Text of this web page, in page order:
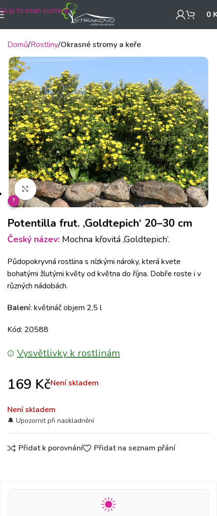
Skip to main content 0
Domů Rostliny Okrasné stromy a keře
Klikněte pro zvětšení
?
Potentilla frut. ‚Goldtepich‘ 20–30 cm
Český název: Mochna křovitá ‚Goldtepich‘.
Půdopokryvná rostlina s nízkými nároky, která kvete
bohatými žlutými květy od května do října. Dobře roste i v
různých nádobách.
Balení: květináč objem 2,5 l
Kód: 20588
Vysvětlivky k rostlinám
169 KčNení skladem
Není skladem
Přidat k porovnání Přidat na seznam přání